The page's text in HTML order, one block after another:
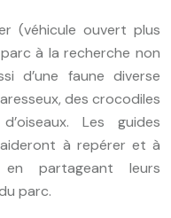
(véhicule ouvert plus
à la recherche non
d’une faune diverse
des crocodiles
Les guides
à repérer et à
partageant leurs
parc.